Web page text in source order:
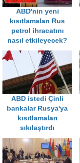
ABD'nin yeni
kısıtlamaları Rus
petrol ihracatını
nasıl etkileyecek?
ABD istedi Çinli
bankalar Rusya'ya
kısıtlamaları
sıkılaştırdı